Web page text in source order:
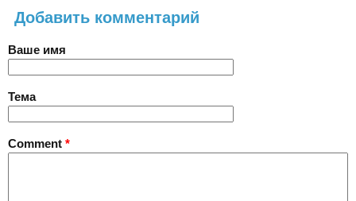
Добавить комментарий
Ваше имя
Тема
Comment *